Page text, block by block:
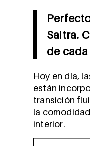
Saitra.
de
Hoy en día,
están
transición
la
interior.